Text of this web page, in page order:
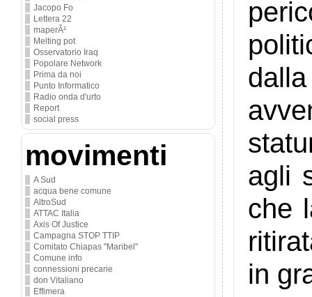
Jacopo Fo
Lettera 22
maperÃ²
Melting pot
Osservatorio Iraq
Popolare Network
Prima da noi
Punto Informatico
Radio onda d'urto
Report
social press
movimenti
A Sud
acqua bene comune
AltroSud
ATTAC Italia
Axis Of Justice
Campagna STOP TTIP
Comitato Chiapas "Maribel"
Comune info
connessioni precarie
don Vitaliano
Effimera
agli
che
in